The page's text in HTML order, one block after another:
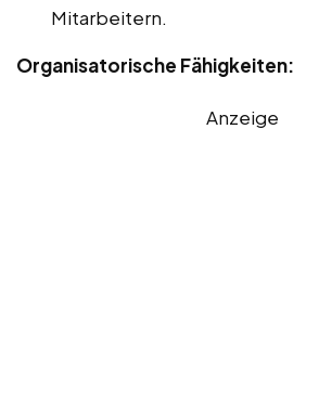
Mitarbeitern.
Organisatorische Fähigkeiten:
Anzeige